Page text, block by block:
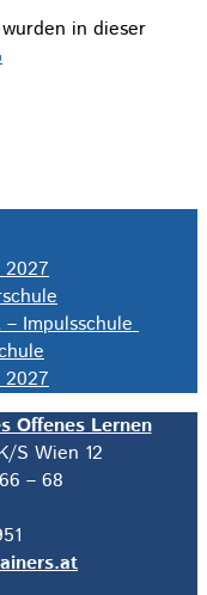
in dieser
2027
– Impulsschule
2027
Offenes Lernen
S Wien 12
– 68